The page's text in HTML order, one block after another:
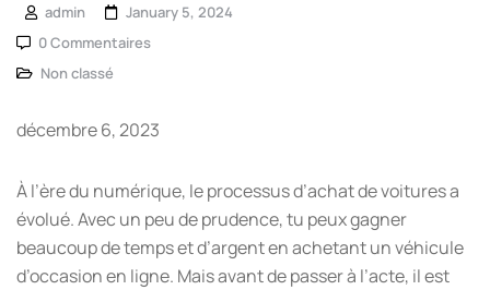
admin
January 5, 2024
0 Commentaires
Non classé
décembre 6, 2023
À l’ère du numérique, le processus d’achat de voitures a
évolué. Avec un peu de prudence, tu peux gagner
beaucoup de temps et d’argent en achetant un véhicule
d’occasion en ligne. Mais avant de passer à l’acte, il est